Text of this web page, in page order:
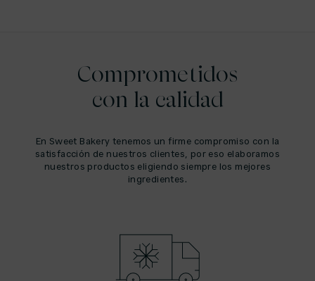
Comprometidos
con la calidad
En Sweet Bakery tenemos un firme compromiso con la
satisfacción de nuestros clientes, por eso elaboramos
nuestros productos eligiendo siempre los mejores
ingredientes.